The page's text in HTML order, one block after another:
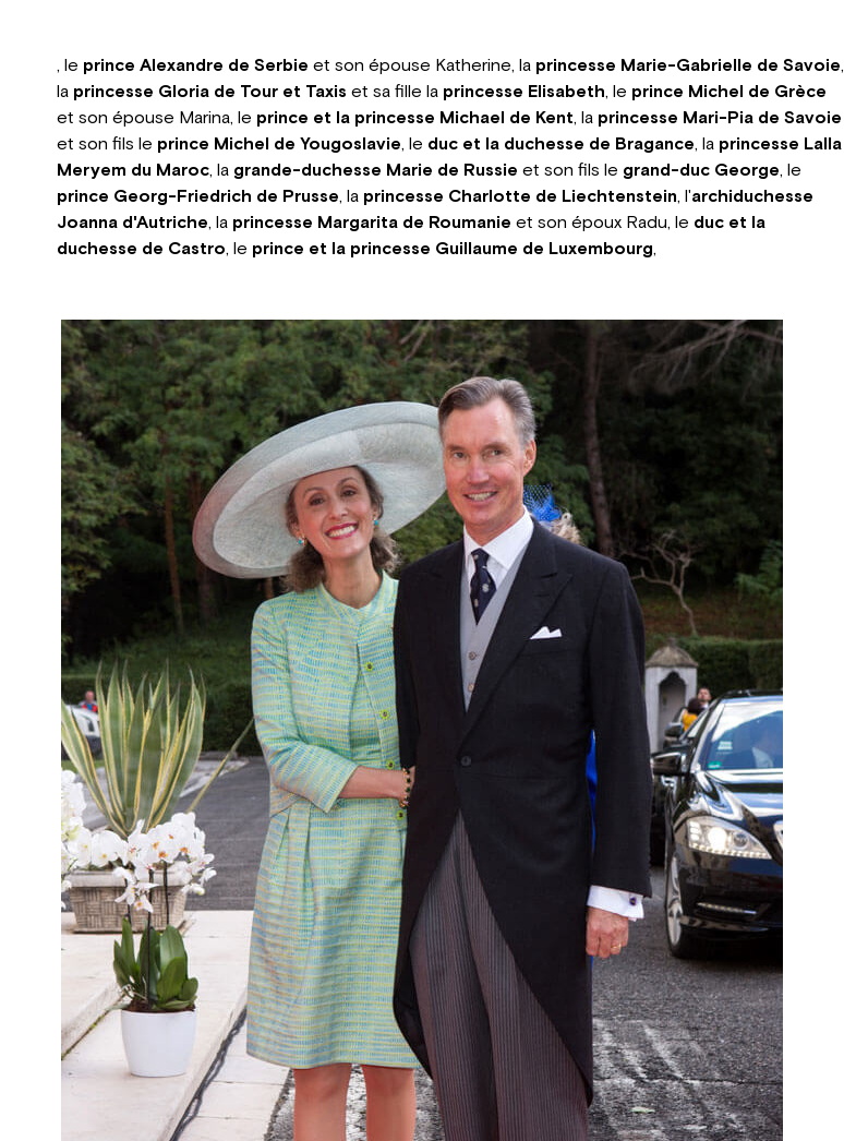
, le prince Alexandre de Serbie et son épouse Katherine, la princesse Marie-Gabrielle de Savoie,
la princesse Gloria de Tour et Taxis et sa fille la princesse Elisabeth, le prince Michel de Grèce
et son épouse Marina, le prince et la princesse Michael de Kent, la princesse Mari-Pia de Savoie
et son fils le prince Michel de Yougoslavie, le duc et la duchesse de Bragance, la princesse Lalla
Meryem du Maroc, la grande-duchesse Marie de Russie et son fils le grand-duc George, le
prince Georg-Friedrich de Prusse, la princesse Charlotte de Liechtenstein, l'archiduchesse
Joanna d'Autriche, la princesse Margarita de Roumanie et son époux Radu, le duc et la
duchesse de Castro, le prince et la princesse Guillaume de Luxembourg,